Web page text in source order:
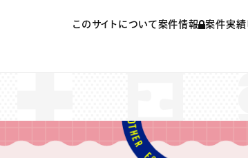
このサイトについて案件情報 案件実績